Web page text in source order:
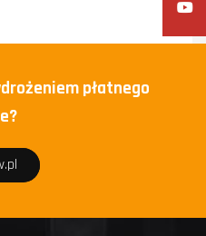
płatnego